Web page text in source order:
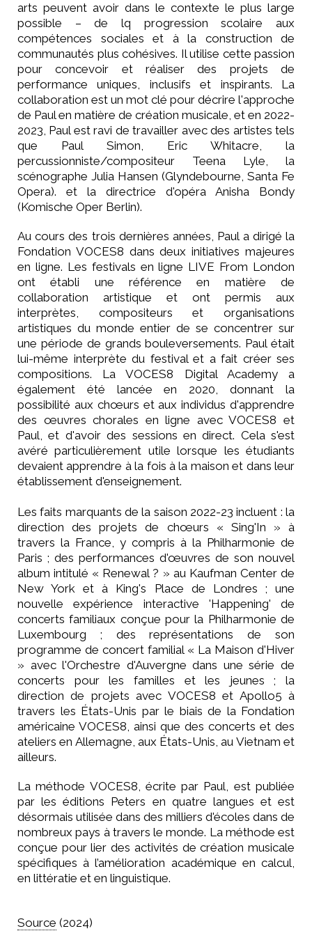
arts peuvent avoir dans le contexte le plus large
possible – de lq progression scolaire aux
compétences sociales et à la construction de
communautés plus cohésives. Il utilise cette passion
pour concevoir et réaliser des projets de
performance uniques, inclusifs et inspirants. La
collaboration est un mot clé pour décrire l'approche
de Paul en matière de création musicale, et en 2022-
2023, Paul est ravi de travailler avec des artistes tels
que Paul Simon, Eric Whitacre, la
percussionniste/compositeur Teena Lyle, la
scénographe Julia Hansen (Glyndebourne, Santa Fe
Opera). et la directrice d'opéra Anisha Bondy
(Komische Oper Berlin).
Au cours des trois dernières années, Paul a dirigé la
Fondation VOCES8 dans deux initiatives majeures
en ligne. Les festivals en ligne LIVE From London
ont établi une référence en matière de
collaboration artistique et ont permis aux
interprètes, compositeurs et organisations
artistiques du monde entier de se concentrer sur
une période de grands bouleversements. Paul était
lui-même interprète du festival et a fait créer ses
compositions. La VOCES8 Digital Academy a
également été lancée en 2020, donnant la
possibilité aux chœurs et aux individus d'apprendre
des œuvres chorales en ligne avec VOCES8 et
Paul, et d'avoir des sessions en direct. Cela s'est
avéré particulièrement utile lorsque les étudiants
devaient apprendre à la fois à la maison et dans leur
établissement d'enseignement.
Les faits marquants de la saison 2022-23 incluent : la
direction des projets de chœurs « Sing'In » à
travers la France, y compris à la Philharmonie de
Paris ; des performances d'œuvres de son nouvel
album intitulé « Renewal ? » au Kaufman Center de
New York et à King's Place de Londres ; une
nouvelle expérience interactive 'Happening' de
concerts familiaux conçue pour la Philharmonie de
Luxembourg ; des représentations de son
programme de concert familial « La Maison d'Hiver
» avec l'Orchestre d'Auvergne dans une série de
concerts pour les familles et les jeunes ; la
direction de projets avec VOCES8 et Apollo5 à
travers les États-Unis par le biais de la Fondation
américaine VOCES8, ainsi que des concerts et des
ateliers en Allemagne, aux États-Unis, au Vietnam et
ailleurs.
La méthode VOCES8, écrite par Paul, est publiée
par les éditions Peters en quatre langues et est
désormais utilisée dans des milliers d'écoles dans de
nombreux pays à travers le monde. La méthode est
conçue pour lier des activités de création musicale
spécifiques à l’amélioration académique en calcul,
en littératie et en linguistique.
Source (2024)